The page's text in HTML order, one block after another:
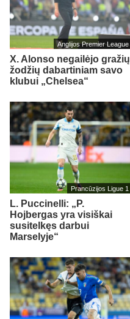
Anglijos Premier League
X. Alonso negailėjo gražių
žodžių dabartiniam savo
klubui „Chelsea“
Prancūzijos Ligue 1
L. Puccinelli: „P.
Hojbergas yra visiškai
susitelkęs darbui
Marselyje“